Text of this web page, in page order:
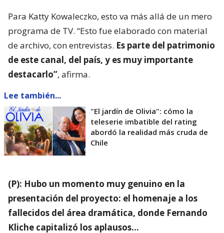
Para Katty Kowaleczko, esto va más allá de un mero
programa de TV. “Esto fue elaborado con material
de archivo, con entrevistas. Es parte del patrimonio
de este canal, del país, y es muy importante
destacarlo”, afirma.
Lee también...
"El jardín de Olivia": cómo la
teleserie imbatible del rating
abordó la realidad más cruda de
Chile
(P): Hubo un momento muy genuino en la
presentación del proyecto: el homenaje a los
fallecidos del área dramática, donde Fernando
Kliche capitalizó los aplausos…